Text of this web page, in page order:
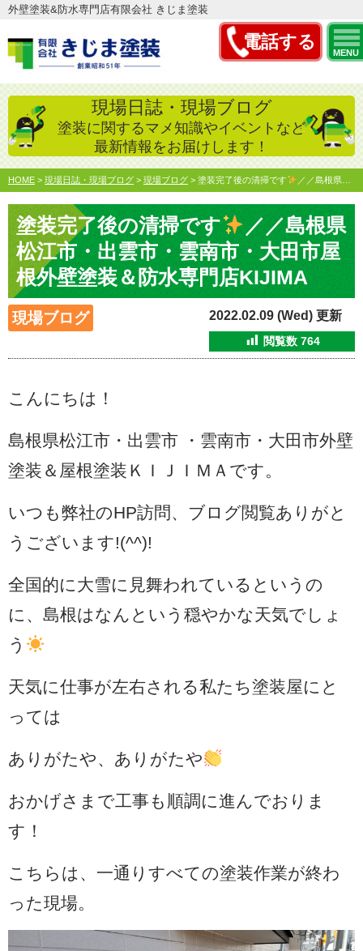
電話する
MENU
外壁塗装&防水専門店有限会社 きじま塗装
現場日誌・現場ブログ
塗装に関するマメ知識やイベントなど
最新情報をお届けします！
HOME > 現場日誌・現場ブログ > 現場ブログ > 塗装完了後の清掃です ／／島根県松江市・出雲市・雲南市・大…
塗装完了後の清掃です
／／島根県
松江市・出雲市・雲南市・大田市屋
根外壁塗装＆防水専門店KIJIMA
現場ブログ 2022.02.09 (Wed) 更新
閲覧数 764
こんにちは！
島根県松江市・出雲市 ・雲南市・大田市外壁
塗装＆屋根塗装ＫＩＪＩＭＡです。
いつも弊社のHP訪問、ブログ閲覧ありがと
うございます!(^^)!
全国的に大雪に見舞われているというの
に、島根はなんという穏やかな天気でしょ
う
天気に仕事が左右される私たち塗装屋にと
っては
ありがたや、ありがたや
おかげさまで工事も順調に進んでおりま
す！
こちらは、一通りすべての塗装作業が終わ
った現場。